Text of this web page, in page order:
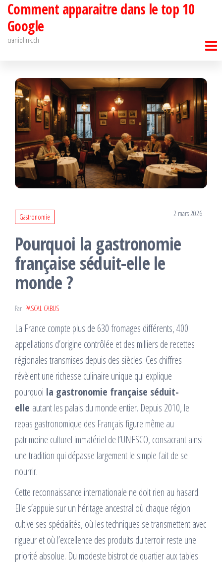
Passer
contenu
Comment apparaitre dans le top 10
Google
craniolink.ch
Gastronomie 2 mars 2026
Pourquoi la gastronomie
française séduit-elle le
monde ?
Par PASCAL CABUS
La France compte plus de 630 fromages différents, 400
appellations d’origine contrôlée et des milliers de recettes
régionales transmises depuis des siècles. Ces chiffres
révèlent une richesse culinaire unique qui explique
pourquoi la gastronomie française séduit-
elle autant les palais du monde entier. Depuis 2010, le
repas gastronomique des Français figure même au
patrimoine culturel immatériel de l’UNESCO, consacrant ainsi
une tradition qui dépasse largement le simple fait de se
nourrir.
Cette reconnaissance internationale ne doit rien au hasard.
Elle s’appuie sur un héritage ancestral où chaque région
cultive ses spécialités, où les techniques se transmettent avec
rigueur et où l’excellence des produits du terroir reste une
priorité absolue. Du modeste bistrot de quartier aux tables